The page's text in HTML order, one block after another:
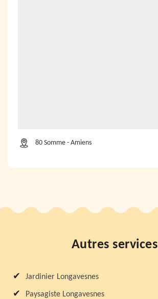
80 Somme - Amiens
Autres services
Jardinier Longavesnes
Paysagiste Longavesnes